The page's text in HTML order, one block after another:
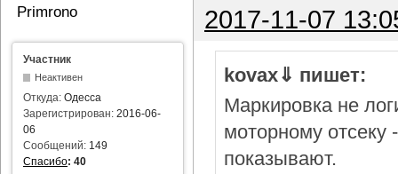
Primrono 2017-11-07
Участник
Неактивен
Откуда: Одесса
Зарегистрирован: 2016-06-
06
Сообщений: 149
Спасибо: 40
kovax⇓ пишет:
Маркировка не
моторному отсеку
показывают.